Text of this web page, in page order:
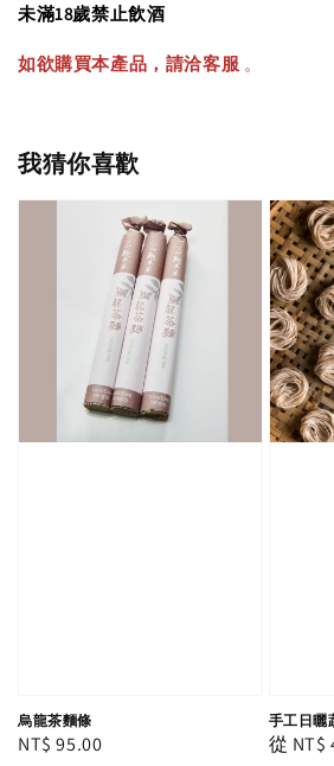
未滿18歲禁止飲酒
如欲購買本產品，請洽客服 。
我猜你喜歡
烏龍茶麵條
Regular
NT$ 95.00
手工日曬
Regular
從 NT$